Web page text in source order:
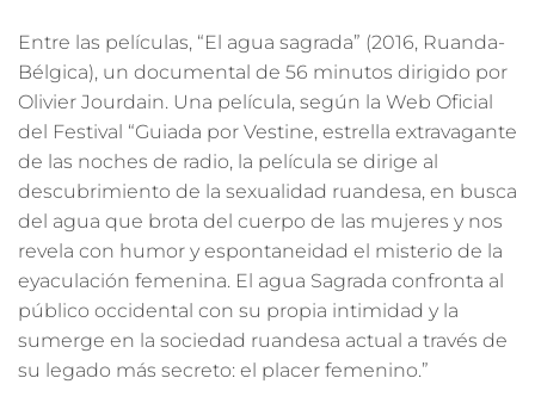
Entre las películas, “El agua sagrada” (2016, Ruanda-
Bélgica), un documental de 56 minutos dirigido por
Olivier Jourdain. Una película, según la Web Oficial
del Festival “Guiada por Vestine, estrella extravagante
de las noches de radio, la película se dirige al
descubrimiento de la sexualidad ruandesa, en busca
del agua que brota del cuerpo de las mujeres y nos
revela con humor y espontaneidad el misterio de la
eyaculación femenina. El agua Sagrada confronta al
público occidental con su propia intimidad y la
sumerge en la sociedad ruandesa actual a través de
su legado más secreto: el placer femenino.”